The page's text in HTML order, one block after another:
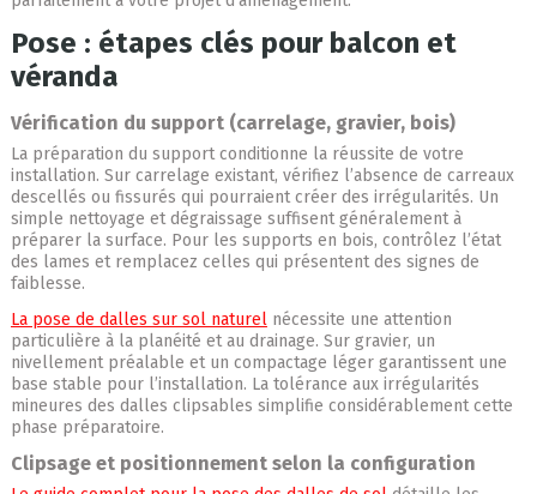
Pose : étapes clés pour balcon et
véranda
Vérification du support (carrelage, gravier, bois)
La préparation du support conditionne la réussite de votre
installation. Sur carrelage existant, vérifiez l’absence de carreaux
descellés ou fissurés qui pourraient créer des irrégularités. Un
simple nettoyage et dégraissage suffisent généralement à
préparer la surface. Pour les supports en bois, contrôlez l’état
des lames et remplacez celles qui présentent des signes de
faiblesse.
La pose de dalles sur sol naturelnécessite une attention
particulière à la planéité et au drainage. Sur gravier, un
nivellement préalable et un compactage léger garantissent une
base stable pour l’installation. La tolérance aux irrégularités
mineures des dalles clipsables simplifie considérablement cette
phase préparatoire.
Clipsage et positionnement selon la configuration